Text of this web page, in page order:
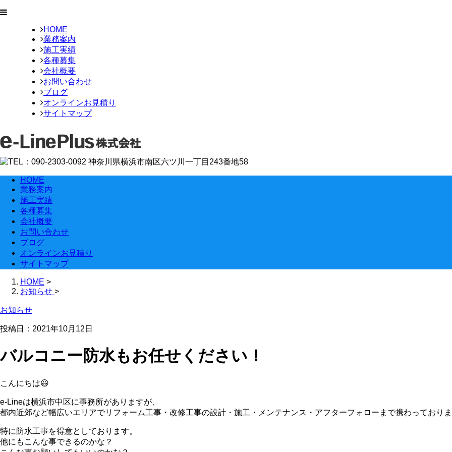
HOME
業務案内
施工実績
各種募集
会社概要
お問い合わせ
ブログ
オンラインお見積り
サイトマップ
HOME
業務案内
施工実績
各種募集
会社概要
お問い合わせ
ブログ
オンラインお見積り
サイトマップ
HOME >
お知らせ >
お知らせ
投稿日：2021年10月12日
バルコニー防水もお任せください！
こんにちは😃
e-Lineは横浜市中区に事務所がありますが、
都内近郊など幅広いエリアでリフォーム工事・改修工事の設計・施工・メンテナンス・アフターフォローまで携わっており
特に防水工事を得意としております。
他にもこんな事できるのかな？